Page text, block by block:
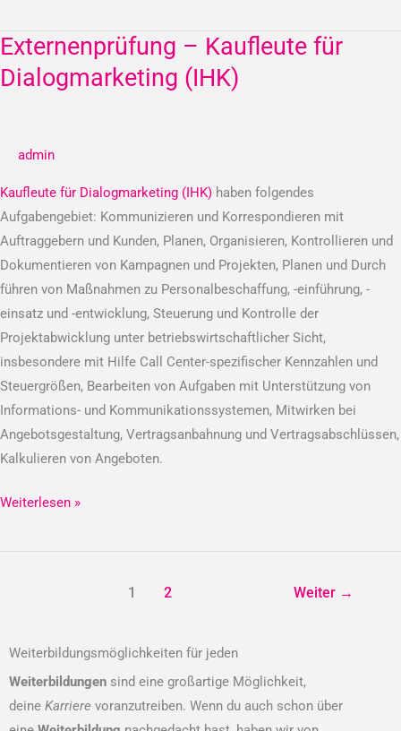
Externenprüfung – Kaufleute für
Dialogmarketing (IHK)
admin
Kaufleute für Dialogmarketing (IHK) haben folgendes
Aufgabengebiet: Kommunizieren und Korrespondieren mit
Auftraggebern und Kunden, Planen, Organisieren, Kontrollieren und
Dokumentieren von Kampagnen und Projekten, Planen und Durch
führen von Maßnahmen zu Personalbeschaffung, -einführung, -
einsatz und -entwicklung, Steuerung und Kontrolle der
Projektabwicklung unter betriebswirtschaftlicher Sicht,
insbesondere mit Hilfe Call Center-spezifischer Kennzahlen und
Steuergrößen, Bearbeiten von Aufgaben mit Unterstützung von
Informations- und Kommunikationssystemen, Mitwirken bei
Angebotsgestaltung, Vertragsanbahnung und Vertragsabschlüssen,
Kalkulieren von Angeboten.
Externenprüfung
–
Kaufleute
(IHK)
Weiterlesen »
1 2 Weiter →
Weiterbildungsmöglichkeiten für jeden
Weiterbildungen sind eine großartige Möglichkeit,
deine Karriere voranzutreiben. Wenn du auch schon über